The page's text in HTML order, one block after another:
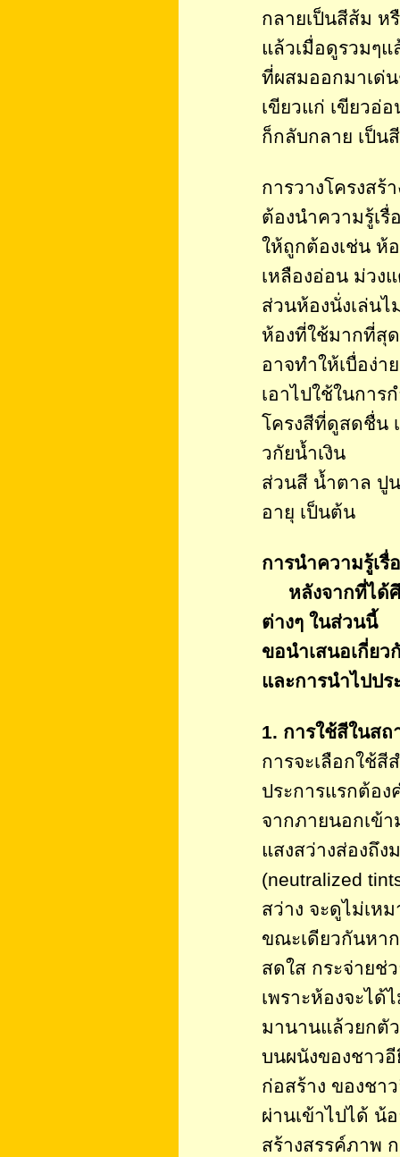
กลายเป็นสีส้ม ห
แล้วเมื่อดูรวมๆแ
ที่ผสมออกมาเด่
เขียวแก่ เขียวอ่
ก็กลับกลาย เป็น
การวางโครงสร้
ต้องนำความรู้เรื่
ให้ถูกต้องเช่น ห้
เหลืองอ่อน ม่วง
ส่วนห้องนั่งเล่นไ
ห้องที่ใช้มากที่สุ
อาจทำให้เบื่อง่
เอาไปใช้ในการ
โครงสีที่ดูสดชื่น
วกัยน้ำเงิน
ส่วนสี น้ำตาล ปู
อายุ เป็นต้น
การนำความรู้เรื่
หลังจากที่ได้ศึ
ต่างๆ ในส่วนนี้
ขอนำเสนอเกี่ย
และการนำไปป
1. การใช้สีในส
การจะเลือกใช้
ประการแรกต้อ
จากภายนอกเข้า
แสงสว่างส่องถึ
(neutralized
สว่าง จะดูไม่เห
ขณะเดียวกันหา
สดใส กระจ่ายช่
เพราะห้องจะไ
มานานแล้วยกตั
บนผนังของชาว
ก่อสร้าง ของชา
ผ่านเข้าไปได้ น้
สร้างสรรค์ภาพ